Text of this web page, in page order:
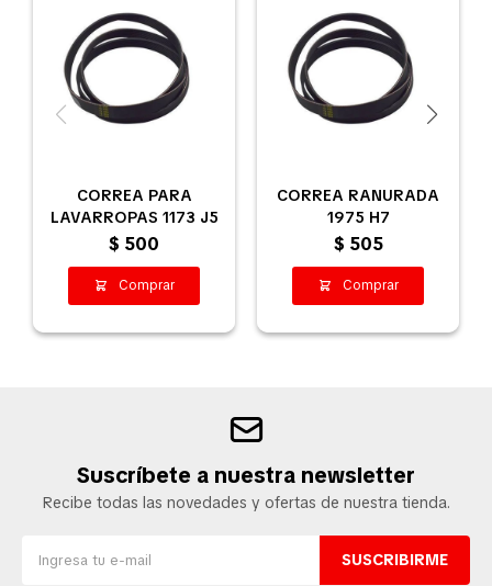
CORREA PARA
LAVARROPAS 1173 J5
$ 500
CORREA RANURADA
1975 H7
$ 505
Suscríbete a nuestra newsletter
Recibe todas las novedades y ofertas de nuestra tienda.
SUSCRIBIRME